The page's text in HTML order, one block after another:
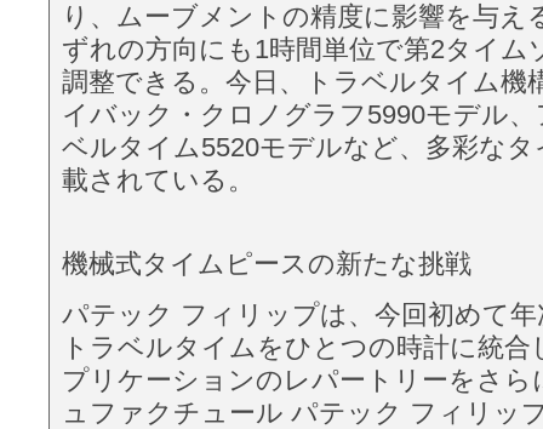
り、ムーブメントの精度に影響を与え
ずれの方向にも1時間単位で第2タイム
調整できる。今日、トラベルタイム機
イバック・クロノグラフ5990モデル
ベルタイム5520モデルなど、多彩な
載されている。
機械式タイムピースの新たな挑戦
パテック フィリップは、今回初めて
トラベルタイムをひとつの時計に統合
プリケーションのレパートリーをさら
ュファクチュール パテック フィリッ